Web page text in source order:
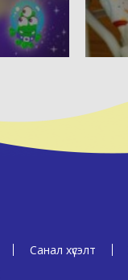
Санал хүсэлт